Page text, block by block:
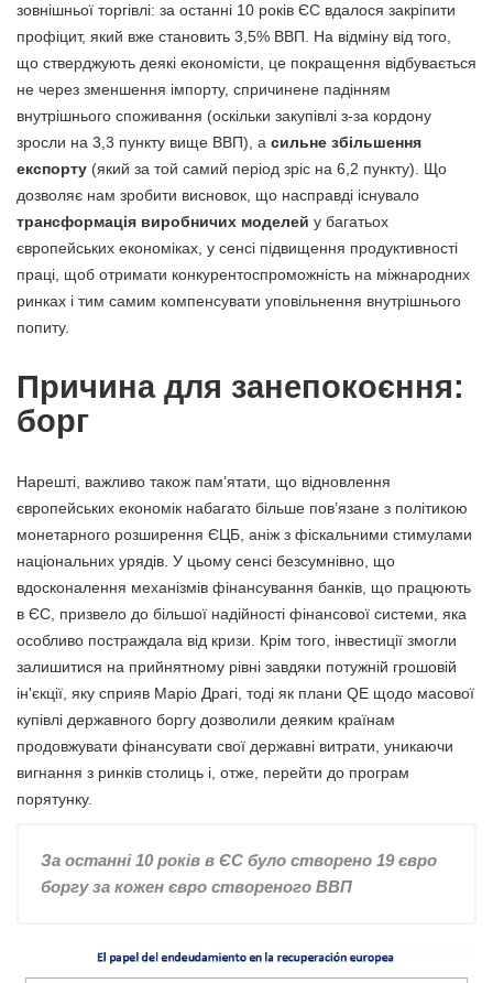
зовнішньої торгівлі: за останні 10 років ЄС вдалося закріпити
профіцит, який вже становить 3,5% ВВП. На відміну від того,
що стверджують деякі економісти, це покращення відбувається
не через зменшення імпорту, спричинене падінням
внутрішнього споживання (оскільки закупівлі з-за кордону
зросли на 3,3 пункту вище ВВП), а сильне збільшення
експорту (який за той самий період зріс на 6,2 пункту). Що
дозволяє нам зробити висновок, що насправді існувало
трансформація виробничих моделей у багатьох
європейських економіках, у сенсі підвищення продуктивності
праці, щоб отримати конкурентоспроможність на міжнародних
ринках і тим самим компенсувати уповільнення внутрішнього
попиту.
Причина для занепокоєння:
борг
Нарешті, важливо також пам’ятати, що відновлення
європейських економік набагато більше пов’язане з політикою
монетарного розширення ЄЦБ, аніж з фіскальними стимулами
національних урядів. У цьому сенсі безсумнівно, що
вдосконалення механізмів фінансування банків, що працюють
в ЄС, призвело до більшої надійності фінансової системи, яка
особливо постраждала від кризи. Крім того, інвестиції змогли
залишитися на прийнятному рівні завдяки потужній грошовій
ін'єкції, яку сприяв Маріо Драгі, тоді як плани QE щодо масової
купівлі державного боргу дозволили деяким країнам
продовжувати фінансувати свої державні витрати, уникаючи
вигнання з ринків столиць і, отже, перейти до програм
порятунку.
За останні 10 років в ЄС було створено 19 євро
боргу за кожен євро створеного ВВП